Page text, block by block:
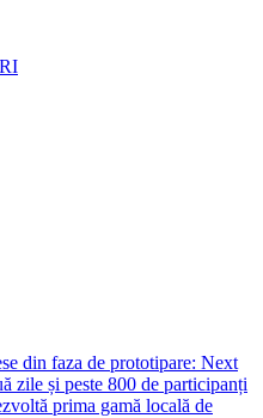
din faza de prototipare: Next
zile și peste 800 de participanți
prima gamă locală de